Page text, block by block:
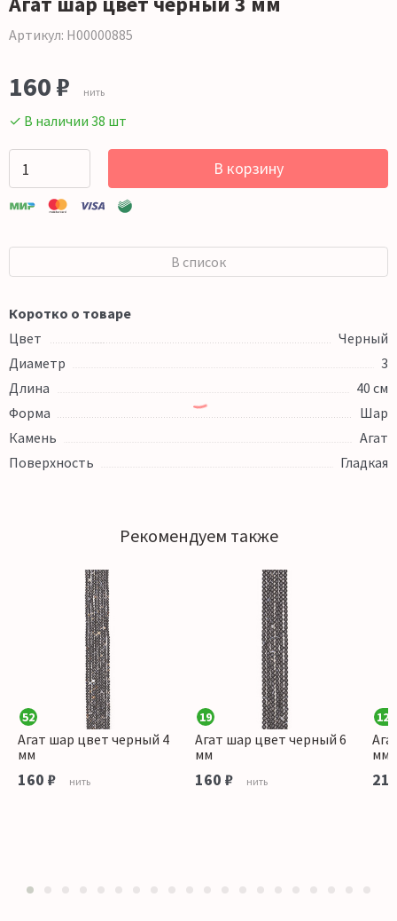
Артикул: Н00000885
160 ₽ нить
✓ В наличии 38 шт
В корзину
В список
Коротко о товаре
Цвет
Черный
Диаметр
3
Длина
40 см
Форма
Шар
Камень
Агат
Поверхность
Гладкая
Рекомендуем также
52
Агат шар цвет черный 4
мм
160 ₽ нить
19
Агат шар цвет черный 6
мм
160 ₽ нить
126
мм